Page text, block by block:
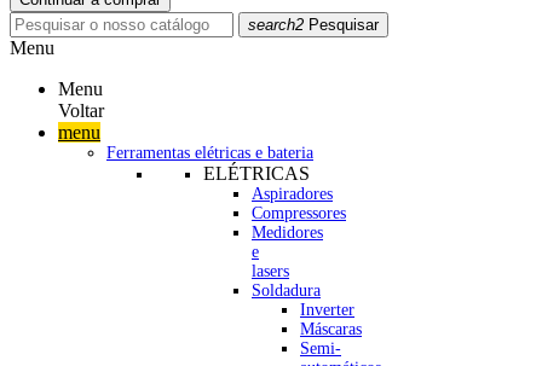
search2 Pesquisar
Menu
Menu
Voltar
menu
Ferramentas elétricas e bateria
ELÉTRICAS
Aspiradores
Compressores
Medidores
e
lasers
Soldadura
Inverter
Máscaras
Semi-